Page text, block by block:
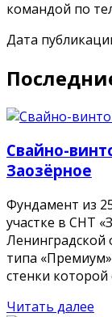
командой по
Дата
Свайно-
Заозёрное
Фундамент из
участке в СНТ
Ленинградской
типа
стенки которой
Читать далее